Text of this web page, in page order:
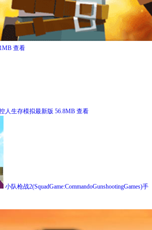
查看
人生存模拟最新版 56.8MB 查看
小队枪战2(SquadGame:CommandoGunshootingGames)手